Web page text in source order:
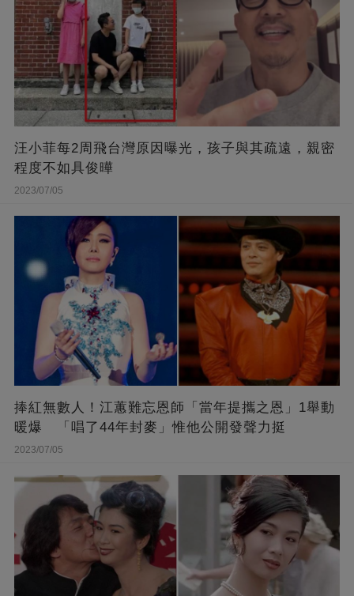
汪小菲每2周飛台灣原因曝光，孩子與其疏遠，親密
程度不如具俊曄
2023/07/05
捧紅無數人！江蕙難忘恩師「當年提攜之恩」1舉動
暖爆 「唱了44年封麥」惟他公開發聲力挺
2023/07/05